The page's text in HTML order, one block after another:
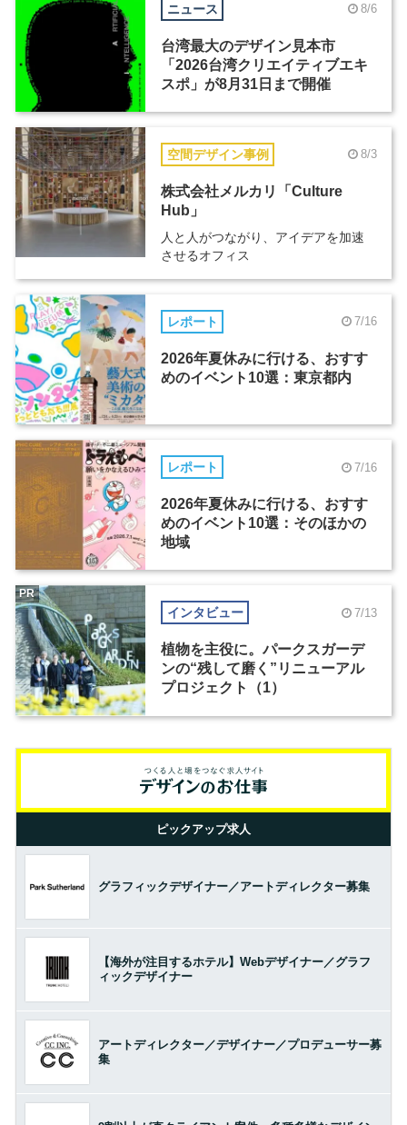
ニュース 8/6
台湾最大のデザイン見本市
「2026台湾クリエイティブエキ
スポ」が8月31日まで開催
空間デザイン事例 8/3
株式会社メルカリ「Culture
Hub」
人と人がつながり、アイデアを加速
させるオフィス
レポート 7/16
2026年夏休みに行ける、おすす
めのイベント10選：東京都内
レポート 7/16
2026年夏休みに行ける、おすす
めのイベント10選：そのほかの
地域
インタビュー 7/13
植物を主役に。パークスガーデ
ンの“残して磨く”リニューアル
プロジェクト（1）
PR
ピックアップ求人
グラフィックデザイナー／アートディレクター募集
【海外が注目するホテル】Webデザイナー／グラフ
ィックデザイナー
アートディレクター／デザイナー／プロデューサー募
集